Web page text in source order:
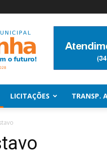
LICITAÇÕES TRANSP.